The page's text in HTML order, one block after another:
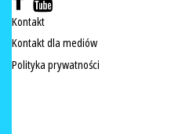
Kontakt
Kontakt dla mediów
Polityka prywatności